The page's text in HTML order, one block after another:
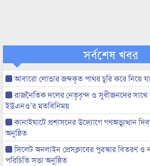
সর্বশেষ খবর
আবারো লোভার জব্দকৃত পাথর চুরি করে নিয়ে
রাজনৈতিক দলের নেতৃবৃন্দ ও সুধীজনদের সাথে
ইউএনও’র মতবিনিময়
কানাইঘাটে প্রশাসনের উদ্যোগে গণঅভ্যুত্থান
অনুষ্ঠিত
সিলেট অনলাইন প্রেসক্লাবের পুরস্কার বিতরণ
পরিচিতি সভা অনুষ্ঠিত